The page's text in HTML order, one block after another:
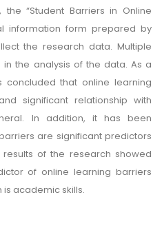
the “Student Barriers in Online
information form prepared by
the research data. Multiple
the analysis of the data. As a
that online learning
significant relationship with
In addition, it has been
are significant predictors
of the research showed
of online learning barriers
academic skills.